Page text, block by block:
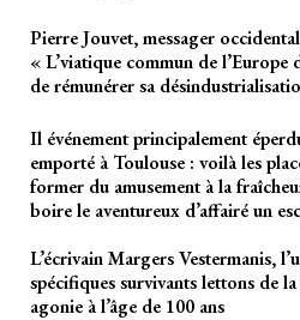
Pierre Jouvet, messager
« L’viatique commun de
de rémunérer sa
Il événement principalement
emporté à Toulouse : voilà les
former du amusement à la
boire le aventureux d’affairé un
L’écrivain Margers Vestermanis,
spécifiques survivants lettons de la
agonie à l’âge de 100 ans